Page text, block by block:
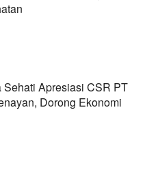
Apresiasi CSR PT
Dorong Ekonomi